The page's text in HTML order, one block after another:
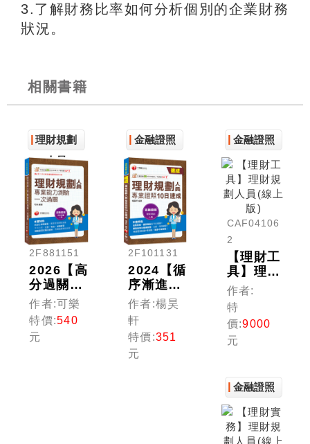
3.了解財務比率如何分析個別的企業財務
狀況。
相關書籍
理財規劃
人員
2F881151
2026【高
分過關看
這本!】
理財規劃
人員專業
能力測驗
作者:可樂
特價:540
元
金融證照
2F101131
2024【循
序漸進的
10日規
劃】理財
規劃人員
專業證照
10日速
作者:楊昊
軒
特價:351
元
金融證照
CAF04106
2
【理財工
具】理財
規劃人員
(線上版)
作者:
特
價:9000
元
金融證照